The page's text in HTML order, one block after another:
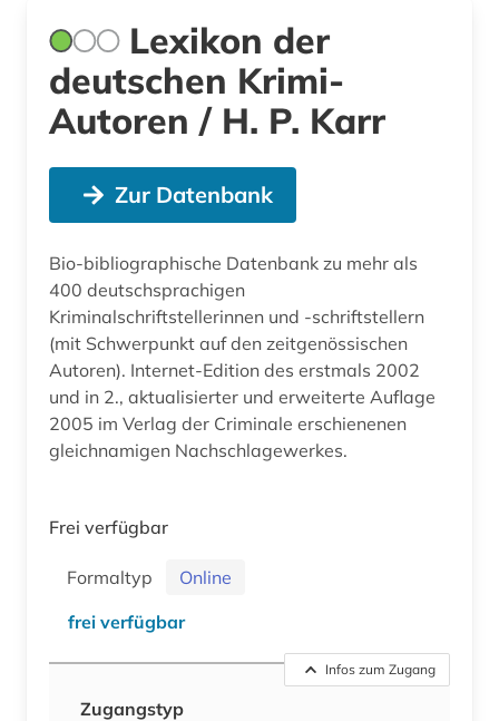
Lexikon der
deutschen Krimi-
Autoren / H. P. Karr
Zur Datenbank
Bio-bibliographische Datenbank zu mehr als
400 deutschsprachigen
Kriminalschriftstellerinnen und -schriftstellern
(mit Schwerpunkt auf den zeitgenössischen
Autoren). Internet-Edition des erstmals 2002
und in 2., aktualisierter und erweiterte Auflage
2005 im Verlag der Criminale erschienenen
gleichnamigen Nachschlagewerkes.
Frei verfügbar
Formaltyp
Online
frei verfügbar
Infos zum Zugang
Zugangstyp